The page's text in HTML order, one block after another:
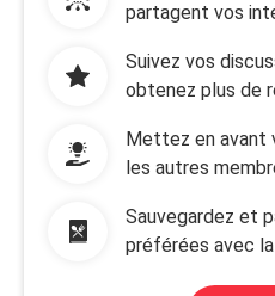
partagent vos
Suivez vos
obtenez plus de
Mettez en avant
les autres
Sauvegardez et
préférées avec